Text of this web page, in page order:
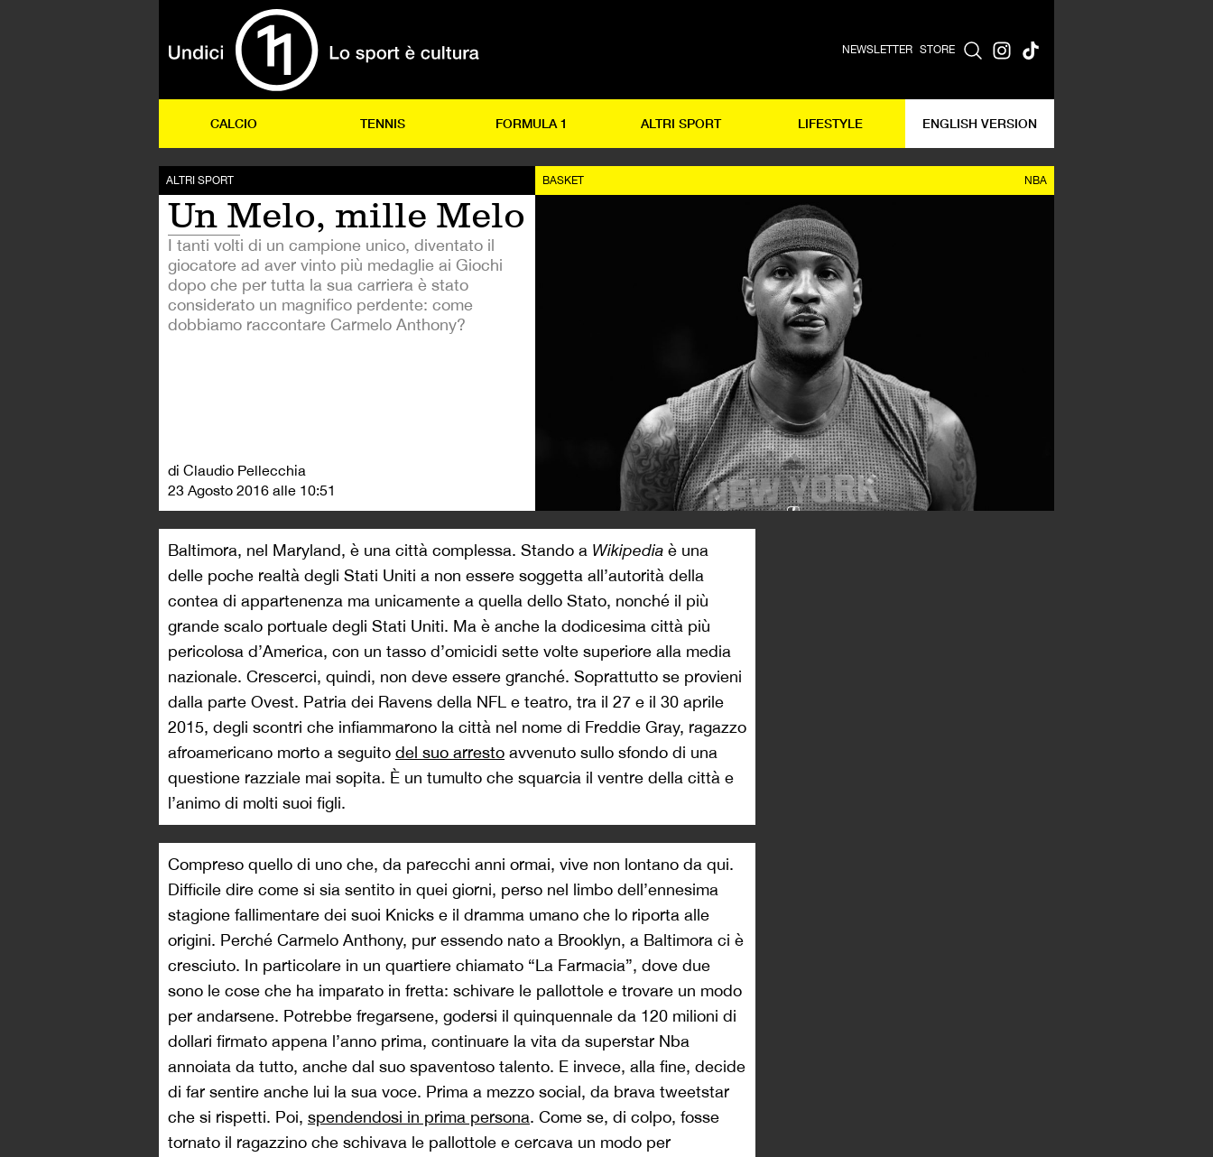
NEWSLETTER STORE
CALCIO TENNIS FORMULA 1 ALTRI SPORT LIFESTYLE ENGLISH VERSION
ALTRI SPORT
Un Melo, mille Melo
I tanti volti di un campione unico, diventato il
giocatore ad aver vinto più medaglie ai Giochi
dopo che per tutta la sua carriera è stato
considerato un magnifico perdente: come
dobbiamo raccontare Carmelo Anthony?
di Claudio Pellecchia
23 Agosto 2016 alle 10:51
BASKET NBA
Baltimora, nel Maryland, è una città complessa. Stando a Wikipedia è una
delle poche realtà degli Stati Uniti a non essere soggetta all’autorità della
contea di appartenenza ma unicamente a quella dello Stato, nonché il più
grande scalo portuale degli Stati Uniti. Ma è anche la dodicesima città più
pericolosa d’America, con un tasso d’omicidi sette volte superiore alla media
nazionale. Crescerci, quindi, non deve essere granché. Soprattutto se provieni
dalla parte Ovest. Patria dei Ravens della NFL e teatro, tra il 27 e il 30 aprile
2015, degli scontri che infiammarono la città nel nome di Freddie Gray, ragazzo
afroamericano morto a seguito del suo arresto avvenuto sullo sfondo di una
questione razziale mai sopita. È un tumulto che squarcia il ventre della città e
l’animo di molti suoi figli.
Compreso quello di uno che, da parecchi anni ormai, vive non lontano da qui.
Difficile dire come si sia sentito in quei giorni, perso nel limbo dell’ennesima
stagione fallimentare dei suoi Knicks e il dramma umano che lo riporta alle
origini. Perché Carmelo Anthony, pur essendo nato a Brooklyn, a Baltimora ci è
cresciuto. In particolare in un quartiere chiamato “La Farmacia”, dove due
sono le cose che ha imparato in fretta: schivare le pallottole e trovare un modo
per andarsene. Potrebbe fregarsene, godersi il quinquennale da 120 milioni di
dollari firmato appena l’anno prima, continuare la vita da superstar Nba
annoiata da tutto, anche dal suo spaventoso talento. E invece, alla fine, decide
di far sentire anche lui la sua voce. Prima a mezzo social, da brava tweetstar
che si rispetti. Poi, spendendosi in prima persona. Come se, di colpo, fosse
tornato il ragazzino che schivava le pallottole e cercava un modo per